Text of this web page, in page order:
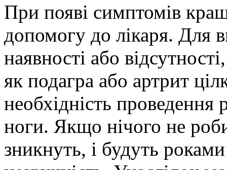
При появі симптомів
допомогу до лікаря. Для
наявності або
як подагра або артрит
необхідність проведення
ноги. Якщо нічого не
зникнуть, і будуть